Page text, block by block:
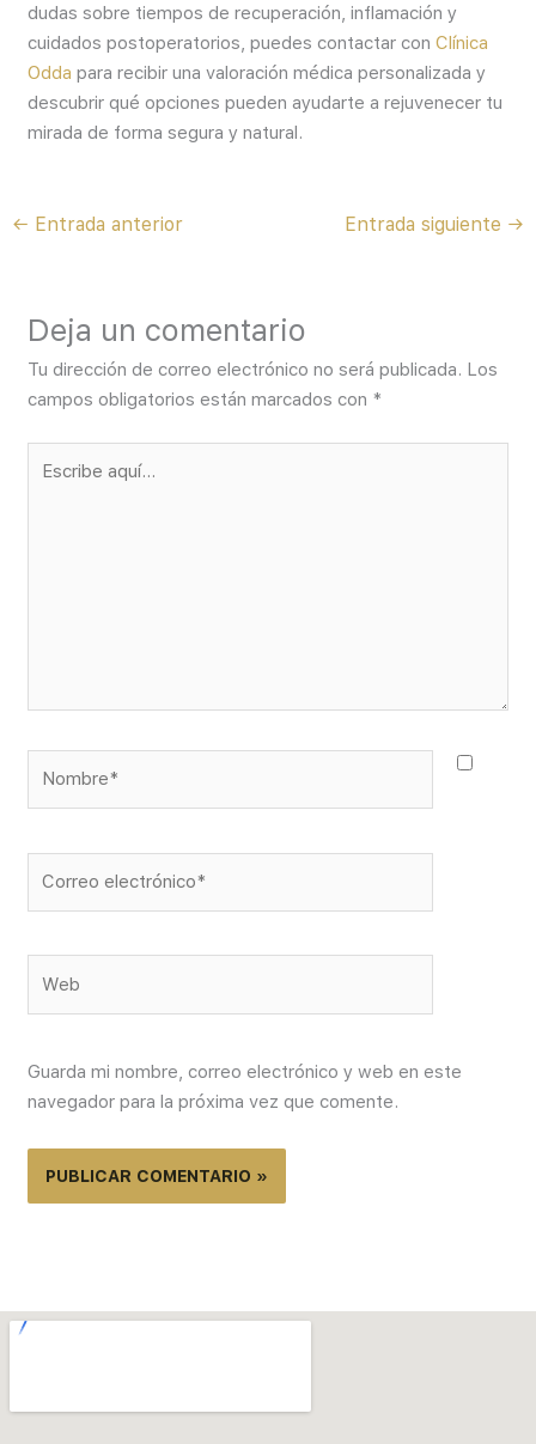
dudas sobre tiempos de recuperación, inflamación y
cuidados postoperatorios, puedes contactar conClínica
Odda para recibir una valoración médica personalizada y
descubrir qué opciones pueden ayudarte a rejuvenecer tu
mirada de forma segura y natural.
← Entrada anterior Entrada siguiente →
Deja un comentario
Tu dirección de correo electrónico no será publicada. Los
campos obligatorios están marcados con *
Guarda mi nombre, correo electrónico y web en este
navegador para la próxima vez que comente.